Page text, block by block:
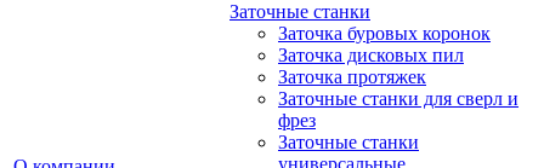
Заточные станки
Заточка буровых коронок
Заточка дисковых пил
Заточка протяжек
Заточные станки для сверл и
фрез
Заточные станки
универсальные